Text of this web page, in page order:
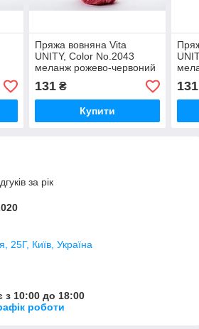
Пряжа вовняна Vita
UNITY, Color No.2043
меланж рожево-червоний
131₴
Купити
+
131
за рік
25Г, Київ, Україна
з 10:00 до 18:00
роботи